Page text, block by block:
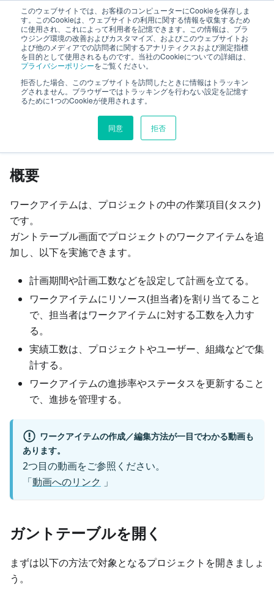
このウェブサイトでは、お客様のコンピューターにCookieを保存しま
す。このCookieは、ウェブサイトの利用に関する情報を収集するため
に使用され、これによって利用者を記憶できます。この情報は、ブラ
ウジング環境の改善およびカスタマイズ、およびこのウェブサイトお
よび他のメディアでの訪問者に関するアナリティクスおよび測定指標
を目的として使用されるものです。当社のCookieについての詳細は、
プライバシーポリシーをご覧ください。
拒否した場合、このウェブサイトを訪問したときに情報はトラッキン
グされません。ブラウザーではトラッキングを行わない設定を記憶す
るために1つのCookieが使用されます。
同意 拒否
TimeTracker RX ヘルプ
プロジェクト管理
このページの見出し
ガントテーブルを編集する
概要
ワークアイテムは、プロジェクトの中の作業項目(タスク)
です。
ガントテーブル画面でプロジェクトのワークアイテムを追
加し、以下を実施できます。
計画期間や計画工数などを設定して計画を立てる。
ワークアイテムにリソース(担当者)を割り当てること
で、担当者はワークアイテムに対する工数を入力す
る。
実績工数は、プロジェクトやユーザー、組織などで集
計する。
ワークアイテムの進捗率やステータスを更新すること
で、進捗を管理する。
ワークアイテムの作成／編集方法が一目でわかる動画も
あります。
2つ目の動画をご参照ください。
「動画へのリンク 」
ガントテーブルを開く
まずは以下の方法で対象となるプロジェクトを開きましょ
う。